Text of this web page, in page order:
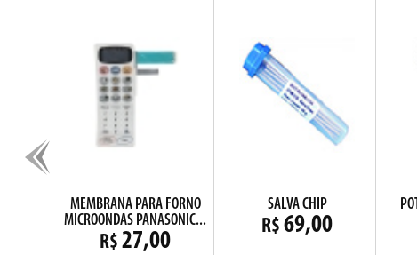
MEMBRANA PARA FORNO
MICROONDAS PANASONIC...
R$ 27,00
SALVA CHIP
R$ 69,00